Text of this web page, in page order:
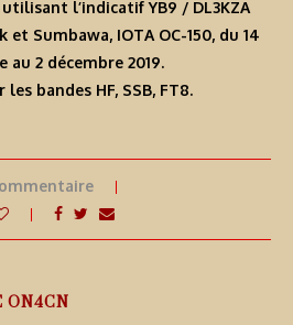
l’indicatif YB9 / DL3KZA
Sumbawa, IOTA OC-150, du 14
au 2 décembre 2019.
bandes HF, SSB, FT8.